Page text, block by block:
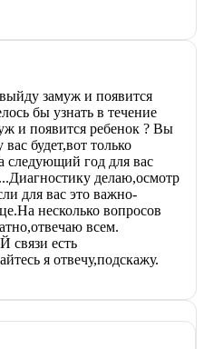
замуж и появится
бы узнать в течение
и появится ребенок ? Вы
будет,вот только
следующий год для вас
делаю,осмотр
для вас это важно-
несколько вопросов
всем.
есть
я отвечу,подскажу.